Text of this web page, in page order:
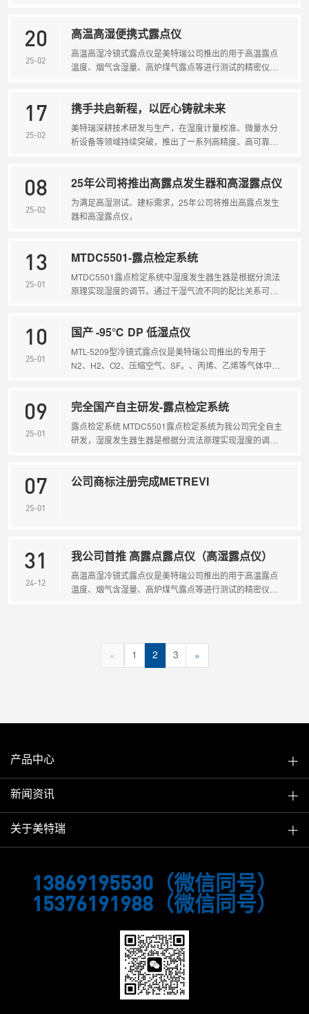
20
25-02
高温高湿便携式露点仪
高温高湿冷镜式露点仪是美特瑞公司推出的用于高温露点
温度、烟气含湿量、高炉煤气露点等进行测试的精密仪
露点，广泛应用于电力、环保、冶金医药等行业···
17
25-02
携手共启新程，以匠心铸就未来
美特瑞深耕技术研发与生产，在湿度计量校准、微量水分
析设备等领域持续突破，推出了一系列高精度、高可靠性
适应性。我们将深化与高校、科研机构的合···
08
25-02
25年公司将推出高露点发生器和高湿露点仪
为满足高湿测试、建标需求，25年公司将推出高露点发生
器和高湿露点仪，
13
25-01
MTDC5501-露点检定系统
MTDC5501露点检定系统中湿度发生器生器是根据分流法
原理实现湿度的调节。通过干湿气流不同的配比关系可以
了可以使露点发生到低于-80℃的超级干燥机提···
10
25-01
国产 -95℃ DP 低湿点仪
MTL-5209型冷镜式露点仪是美特瑞公司推出的专用于
N2、H2、O2、压缩空气、SF。、丙烯、乙烯等气体中露
度高、量程广、稳定性好、无漂移，广泛应用于食品···
09
25-01
完全国产自主研发-露点检定系统
露点检定系统 MTDC5501露点检定系统为我公司完全自主
研发，湿度发生器生器是根据分流法原理实现湿度的调
分析微量水分的测定第2部分:露点法》、JJG499-20···
07
25-01
公司商标注册完成METREVI
31
24-12
我公司首推 高露点露点仪（高湿露点仪）
高温高湿冷镜式露点仪是美特瑞公司推出的用于高温露点
温度、烟气含湿量、高炉煤气露点等进行测试的精密仪
« 1 2 3 »
产品中心
新闻资讯
关于美特瑞
13869195530（微信同号）
15376191988（微信同号）